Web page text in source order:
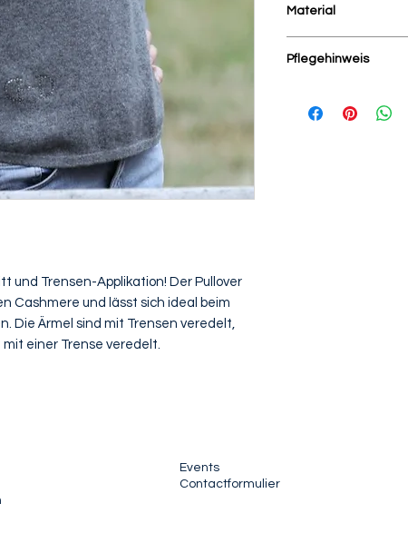
und Trensen-Applikation! Der Pullover
Cashmere und lässt sich ideal beim
Die Ärmel sind mit Trensen veredelt,
einer Trense veredelt.
Material
Pflegehinweis
Handwäsche
Events
Contactformulier